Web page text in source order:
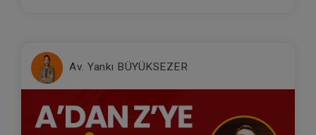
Av. Yankı BÜYÜKSEZER